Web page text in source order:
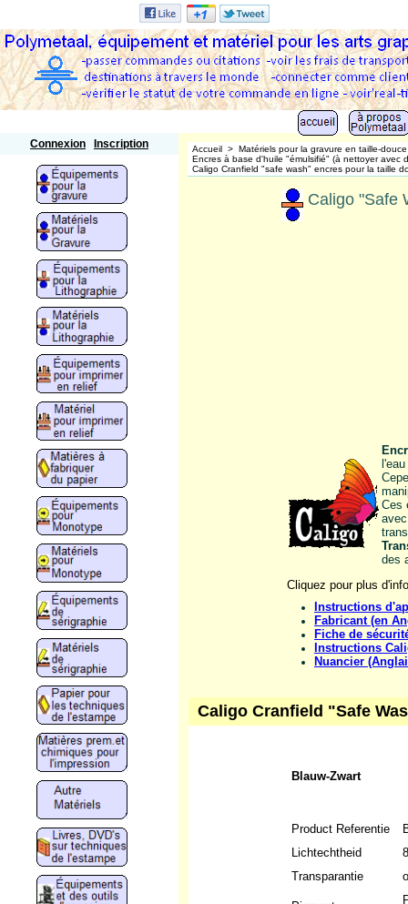
Connexion Inscription Accueil > Matériels pour la gravure en taille-douce
Encres à base d'huile "émulsifié" (à nettoyer avec
Caligo Cranfield "safe wash" encres pour la taille
Caligo "Safe
Ces
des
Cliquez pour plus
Instructions
Fabricant (en
Fiche de
Instructions
Nuancier
Caligo Cranfield "Safe
Blauw-Zwart
Product Referentie
Lichtechtheid
8
Transparantie